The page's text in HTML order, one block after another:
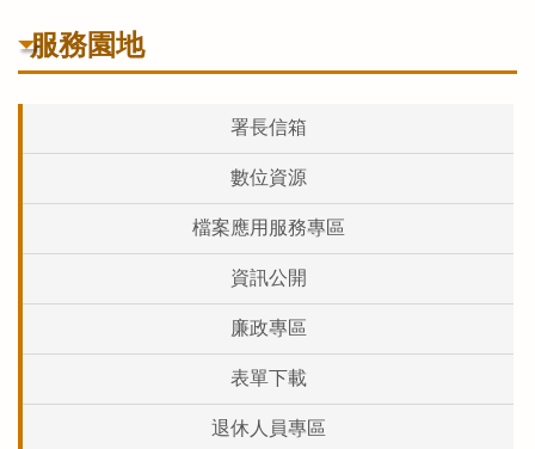
服務園地
署長信箱
數位資源
檔案應用服務專區
資訊公開
廉政專區
表單下載
退休人員專區